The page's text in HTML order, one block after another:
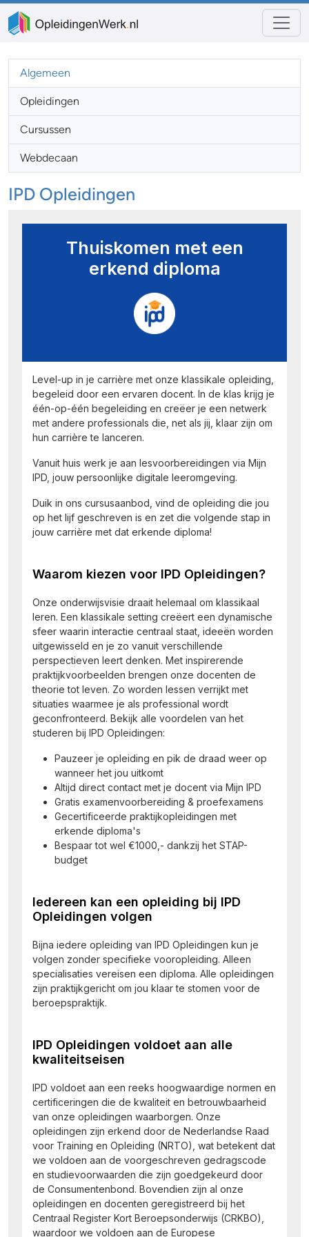
Algemeen
Opleidingen
Cursussen
Webdecaan
IPD Opleidingen
Thuiskomen met een
erkend diploma
Level-up in je carrière met onze klassikale opleiding,
begeleid door een ervaren docent. In de klas krijg je
één-op-één begeleiding en creëer je een netwerk
met andere professionals die, net als jij, klaar zijn om
hun carrière te lanceren.
Vanuit huis werk je aan lesvoorbereidingen via Mijn
IPD, jouw persoonlijke digitale leeromgeving.
Duik in ons cursusaanbod, vind de opleiding die jou
op het lijf geschreven is en zet die volgende stap in
jouw carrière met dat erkende diploma!
Waarom kiezen voor IPD Opleidingen?
Onze onderwijsvisie draait helemaal om klassikaal
leren. Een klassikale setting creëert een dynamische
sfeer waarin interactie centraal staat, ideeën worden
uitgewisseld en je zo vanuit verschillende
perspectieven leert denken. Met inspirerende
praktijkvoorbeelden brengen onze docenten de
theorie tot leven. Zo worden lessen verrijkt met
situaties waarmee je als professional wordt
geconfronteerd. Bekijk alle voordelen van het
studeren bij IPD Opleidingen:
Pauzeer je opleiding en pik de draad weer op
wanneer het jou uitkomt
Altijd direct contact met je docent via Mijn IPD
Gratis examenvoorbereiding & proefexamens
Gecertificeerde praktijkopleidingen met
erkende diploma's
Bespaar tot wel €1000,- dankzij het STAP-
budget
Iedereen kan een opleiding bij IPD
Opleidingen volgen
Bijna iedere opleiding van IPD Opleidingen kun je
volgen zonder specifieke vooropleiding. Alleen
specialisaties vereisen een diploma. Alle opleidingen
zijn praktijkgericht om jou klaar te stomen voor de
beroepspraktijk.
IPD Opleidingen voldoet aan alle
kwaliteitseisen
IPD voldoet aan een reeks hoogwaardige normen en
certificeringen die de kwaliteit en betrouwbaarheid
van onze opleidingen waarborgen. Onze
opleidingen zijn erkend door de Nederlandse Raad
voor Training en Opleiding (NRTO), wat betekent dat
we voldoen aan de voorgeschreven gedragscode
en studievoorwaarden die zijn goedgekeurd door
de Consumentenbond. Bovendien zijn al onze
opleidingen en docenten geregistreerd bij het
Centraal Register Kort Beroepsonderwijs (CRKBO),
waardoor we voldoen aan de Europese